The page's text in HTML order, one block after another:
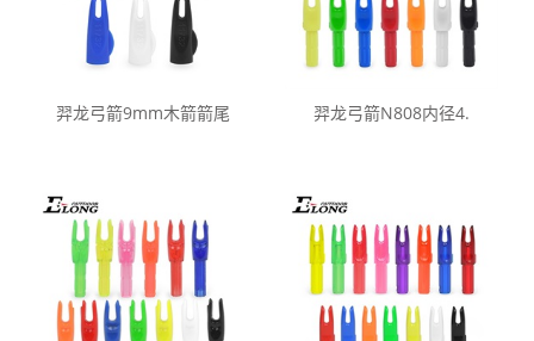
羿龙弓箭9mm木箭箭尾 羿龙弓箭N808内径4.